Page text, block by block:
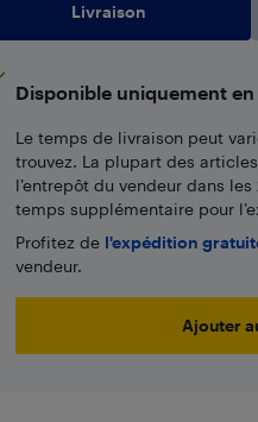
Livraison
Disponible uniquement
Le temps de livraison peut
trouvez. La plupart des
l’entrepôt du vendeur dans
temps supplémentaire pour
Profitez de l'expédition
vendeur.
Ajouter